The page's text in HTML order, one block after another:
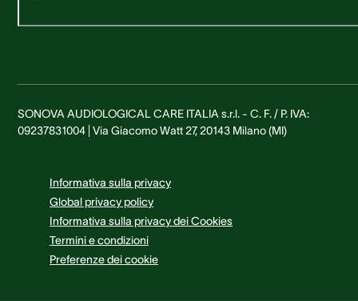
SONOVA AUDIOLOGICAL CARE ITALIA s.r.l. - C. F. / P. IVA:
09237831004 | Via Giacomo Watt 27, 20143 Milano (MI)
Informativa sulla privacy
Global privacy policy
Informativa sulla privacy dei Cookies
Termini e condizioni
Preferenze dei cookie